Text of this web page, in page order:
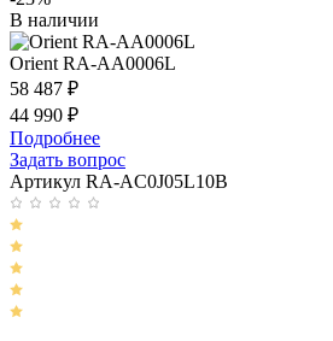
В наличии
Orient RA-AA0006L
58 487 ₽
44 990 ₽
Подробнее
Задать вопрос
Артикул RA-AC0J05L10B